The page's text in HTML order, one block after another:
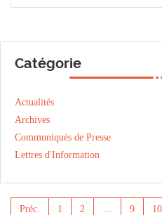
Catégorie
Actualités
Archives
Communiqués de Presse
Lettres d'Information
Préc. 1 2 … 9 10